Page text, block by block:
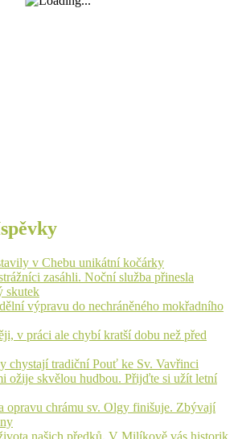
v Chebu unikátní kočárky
zasáhli. Noční služba přinesla
skutek
výpravu do nechráněného mokřadního
v práci ale chybí kratší dobu než před
chystají tradiční Pouť ke Sv. Vavřinci
ožije skvělou hudbou. Přijďte si užít letní
opravu chrámu sv. Olgy finišuje. Zbývají
našich předků. V Milíkově vás historik